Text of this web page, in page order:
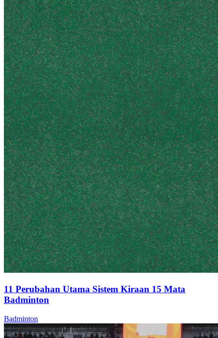
11 Perubahan Utama Sistem Kiraan 15 Mata
Badminton
Badminton